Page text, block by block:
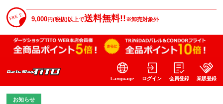
9,000円(税抜)以上で送料無料!!※卸売対象外
Language ログイン 会員登録 業販登録
お知らせ